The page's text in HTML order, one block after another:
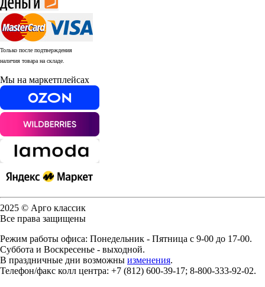
Только после подтверждения
наличия товара на складе.
Мы на маркетплейсах
2025 © Арго классик
Все права защищены
Режим работы офиса: Понедельник - Пятница с 9-00 до 17-00.
Суббота и Воскресенье - выходной.
В праздничные дни возможны изменения.
Телефон/факс колл центра: +7 (812) 600-39-17; 8-800-333-92-02.